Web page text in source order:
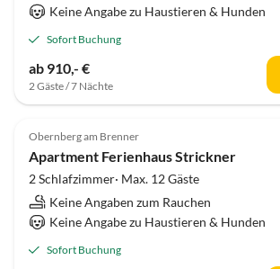
Keine Angabe zu Haustieren & Hunden
Sofort Buchung
ab 910,- €
2 Gäste / 7 Nächte
Obernberg am Brenner
Apartment Ferienhaus Strickner
2 Schlafzimmer· Max. 12 Gäste
Keine Angaben zum Rauchen
Keine Angabe zu Haustieren & Hunden
Sofort Buchung